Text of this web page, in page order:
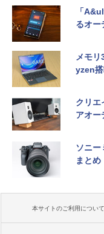
「
るオー
メモ
yzen
クリエ
アオー
ソニー
まとめ
本サイトのご利用について